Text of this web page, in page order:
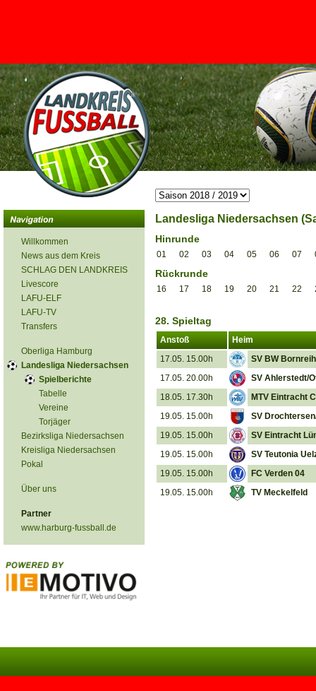
<
Willkommen
News aus dem Kreis
SCHLAG DEN LANDKREIS
Livescore
LAFU-ELF
LAFU-TV
Transfers
Oberliga Hamburg
Landesliga Niedersachsen
Spielberichte
Tabelle
Vereine
Torjäger
Bezirksliga Niedersachsen
Kreisliga Niedersachsen
Pokal
Über uns
Partner
www.harburg-fussball.de
Landesliga Niedersachsen
Hinrunde
01 02 03 04 05 06 07
Rückrunde
16 17 18 19 20 21 22
28. Spieltag
Anstoß
Heim
17.05. 15.00h
SV BW
17.05. 20.00h
SV Ahlerstedt/
18.05. 17.30h
MTV Eintracht
19.05. 15.00h
SV
19.05. 15.00h
SV Eintracht
19.05. 15.00h
SV Teutonia
19.05. 15.00h
FC Verden 04
19.05. 15.00h
TV Meckelfeld